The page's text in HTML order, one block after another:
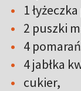
1
2 puszki
4
4 jabłka
cukier,